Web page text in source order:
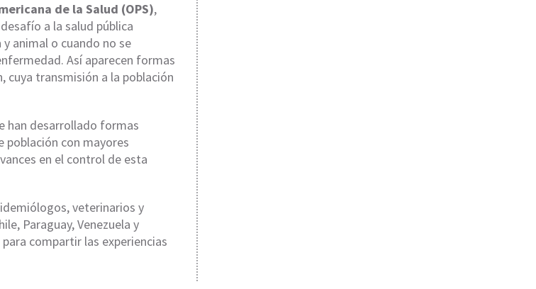
de la Salud (OPS),
a la salud pública
animal o cuando no se
Así aparecen formas
cuya transmisión a la población
han desarrollado formas
con mayores
en el control de esta
veterinarios y
Paraguay, Venezuela y
compartir las experiencias